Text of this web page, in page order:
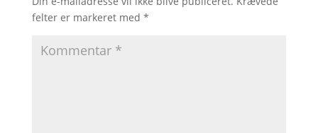
felter er markeret med *